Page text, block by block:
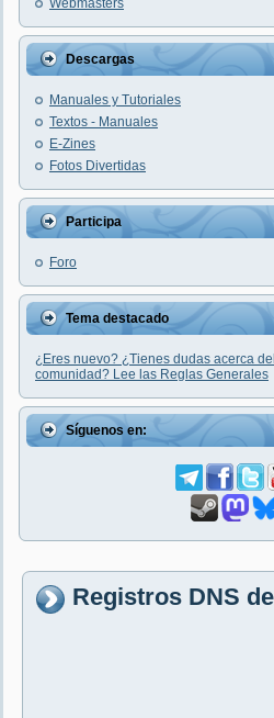
Webmasters
Descargas
Manuales y Tutoriales
Textos - Manuales
E-Zines
Fotos Divertidas
Participa
Foro
Tema destacado
¿Eres nuevo? ¿Tienes dudas acerca
comunidad? Lee las Reglas Generales
Síguenos en:
Registros DNS